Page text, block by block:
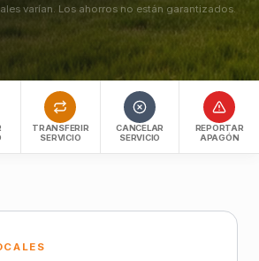
varían. Los ahorros no están garantizados.
TRANSFERIR
SERVICIO
CANCELAR
SERVICIO
REPORTAR
APAGÓN